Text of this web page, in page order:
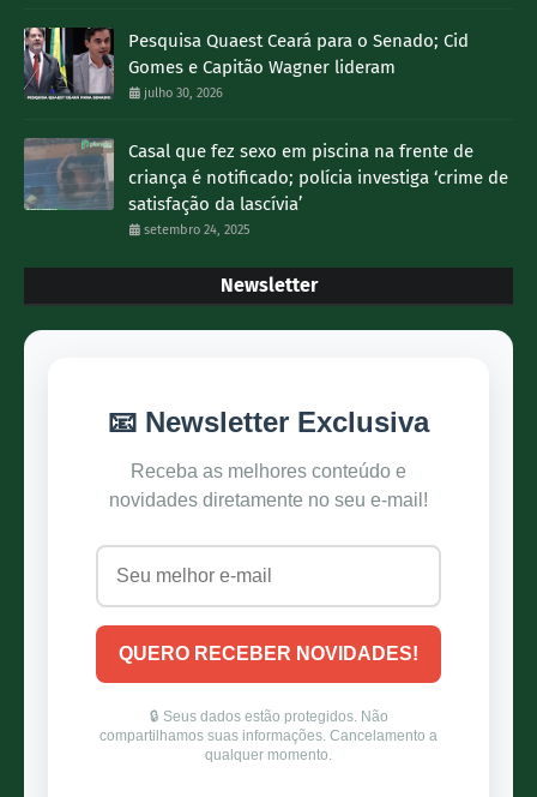
Pesquisa Quaest Ceará para o Senado; Cid
Gomes e Capitão Wagner lideram
julho 30, 2026
Casal que fez sexo em piscina na frente de
criança é notificado; polícia investiga ‘crime de
satisfação da lascívia’
setembro 24, 2025
Newsletter